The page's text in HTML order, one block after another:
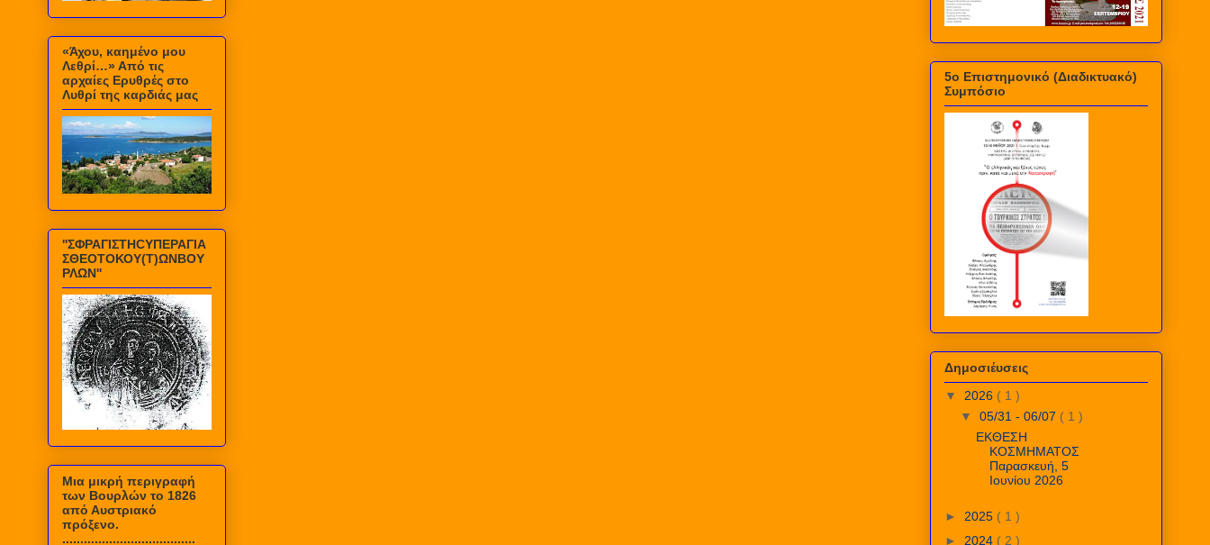
«Άχου, καημένο μου
Λεθρί…» Από τις
αρχαίες Ερυθρές στο
Λυθρί της καρδιάς μας
''ΣΦΡΑΓΙΣΤΗCΥΠΕΡΑΓΙΑ
ΣΘΕΟΤΟΚΟΥ(Τ)ΩΝΒΟΥ
ΡΛΩΝ''
Mια μικρή περιγραφή
των Βουρλών το 1826
από Αυστριακό
πρόξενο.
.....................................
5ο Επιστημονικό (Διαδικτυακό)
Συμπόσιο
Δημοσιέυσεις
▼ 2026 ( 1 )
▼ 05/31 - 06/07 ( 1 )
ΕΚΘΕΣΗ
ΚΟΣΜΗΜΑΤΟΣ
Παρασκευή, 5
Ιουνίου 2026
► 2025 ( 1 )
► 2024 ( 2 )